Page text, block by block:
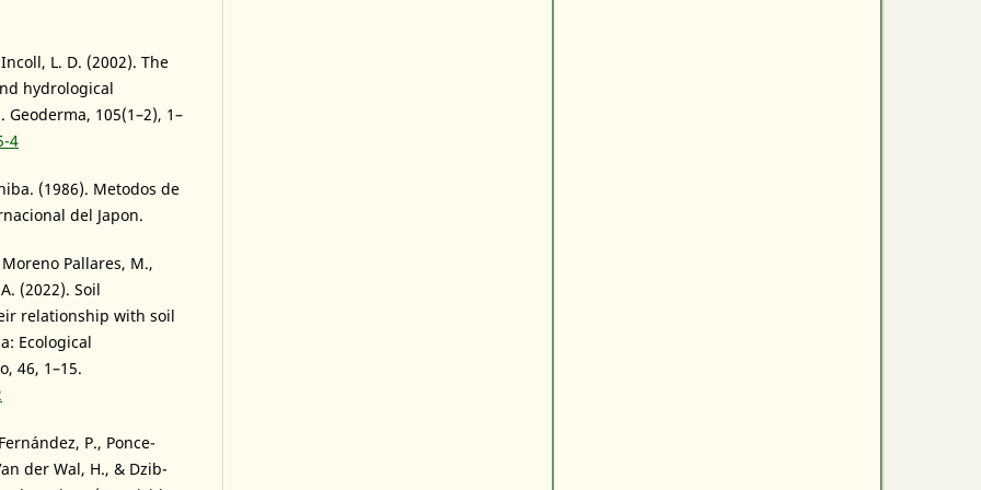
L. D. (2002). The
hydrological
105(1–2), 1–
4
(1986). Metodos de
del Japon.
Pallares, M.,
(2022). Soil
relationship with soil
Ecological
46, 1–15.
P., Ponce-
der Wal, H., & Dzib-